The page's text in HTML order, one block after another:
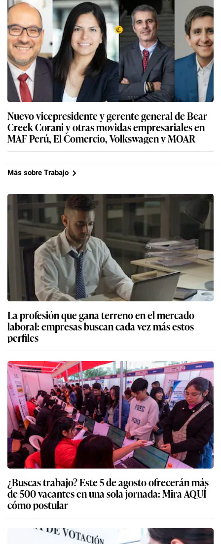
Nuevo vicepresidente y gerente general de Bear
Creek Corani y otras movidas empresariales en
MAF Perú, El Comercio, Volkswagen y MOAR
Más sobre Trabajo
La profesión que gana terreno en el mercado
laboral: empresas buscan cada vez más estos
perfiles
¿Buscas trabajo? Este 5 de agosto ofrecerán más
de 500 vacantes en una sola jornada: Mira AQUÍ
cómo postular